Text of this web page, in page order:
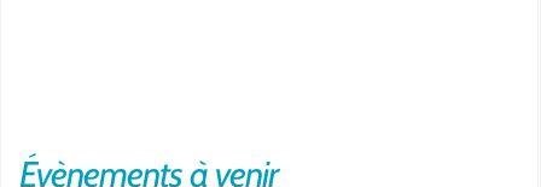
Évènements à venir